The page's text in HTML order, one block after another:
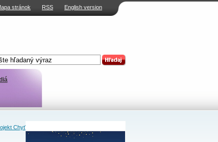
stránok RSS English version
Chyť